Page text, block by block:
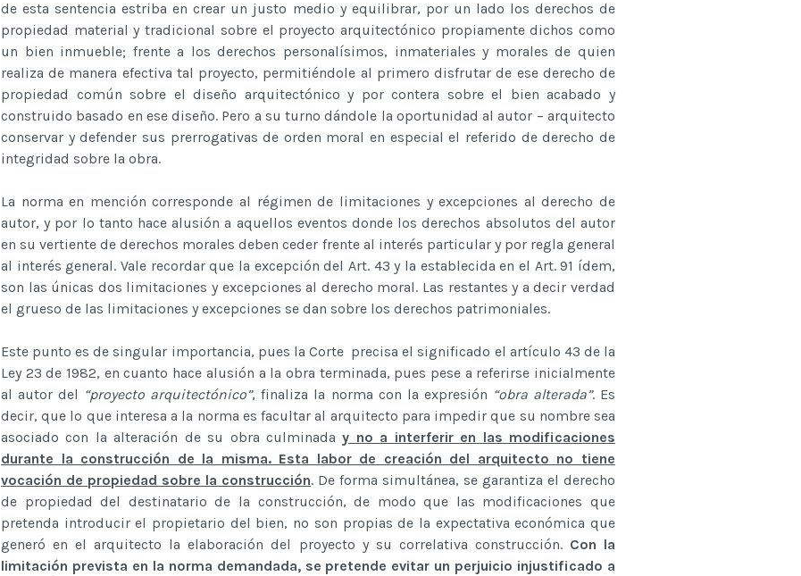
de esta sentencia estriba en crear un justo medio y equilibrar, por un lado los derechos de
propiedad material y tradicional sobre el proyecto arquitectónico propiamente dichos como
un bien inmueble; frente a los derechos personalísimos, inmateriales y morales de quien
realiza de manera efectiva tal proyecto, permitiéndole al primero disfrutar de ese derecho de
propiedad común sobre el diseño arquitectónico y por contera sobre el bien acabado y
construido basado en ese diseño. Pero a su turno dándole la oportunidad al autor – arquitecto
conservar y defender sus prerrogativas de orden moral en especial el referido de derecho de
integridad sobre la obra.
La norma en mención corresponde al régimen de limitaciones y excepciones al derecho de
autor, y por lo tanto hace alusión a aquellos eventos donde los derechos absolutos del autor
en su vertiente de derechos morales deben ceder frente al interés particular y por regla general
al interés general. Vale recordar que la excepción del Art. 43 y la establecida en el Art. 91 ídem,
son las únicas dos limitaciones y excepciones al derecho moral. Las restantes y a decir verdad
el grueso de las limitaciones y excepciones se dan sobre los derechos patrimoniales.
Este punto es de singular importancia, pues la Corte precisa el significado el artículo 43 de la
Ley 23 de 1982, en cuanto hace alusión a la obra terminada, pues pese a referirse inicialmente
al autor del “proyecto arquitectónico”, finaliza la norma con la expresión “obra alterada”. Es
decir, que lo que interesa a la norma es facultar al arquitecto para impedir que su nombre sea
asociado con la alteración de su obra culminaday no a interferir en las modificaciones
durante la construcción de la misma. Esta labor de creación del arquitecto no tiene
vocación de propiedad sobre la construcción. De forma simultánea, se garantiza el derecho
de propiedad del destinatario de la construcción, de modo que las modificaciones que
pretenda introducir el propietario del bien, no son propias de la expectativa económica que
generó en el arquitecto la elaboración del proyecto y su correlativa construcción. Con la
limitación prevista en la norma demandada, se pretende evitar un perjuicio injustificado a